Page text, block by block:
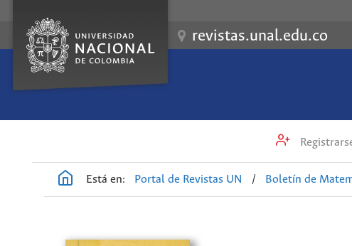
revistas.unal.edu.co
Está en: Portal de Revistas UN / Boletín de